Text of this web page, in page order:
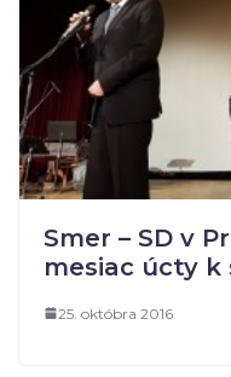
Smer – SD v
mesiac úcty k
25. októbra 2016